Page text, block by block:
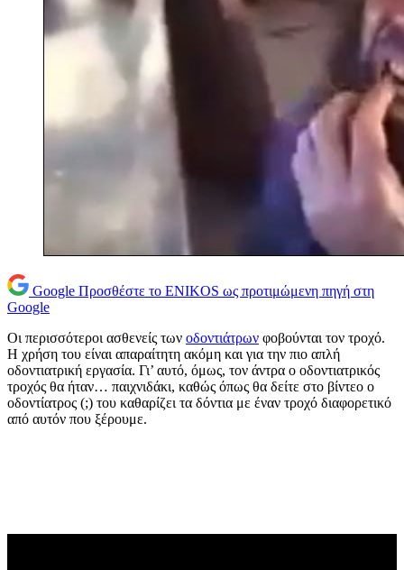
Google Προσθέστε το ENIKOS ως προτιμώμενη πηγή στη
Google
Οι περισσότεροι ασθενείς των οδοντιάτρων φοβούνται τον τροχό.
Η χρήση του είναι απαραίτητη ακόμη και για την πιο απλή
οδοντιατρική εργασία. Γι’ αυτό, όμως, τον άντρα ο οδοντιατρικός
τροχός θα ήταν… παιχνιδάκι, καθώς όπως θα δείτε στο βίντεο ο
οδοντίατρος (;) του καθαρίζει τα δόντια με έναν τροχό διαφορετικό
από αυτόν που ξέρουμε.